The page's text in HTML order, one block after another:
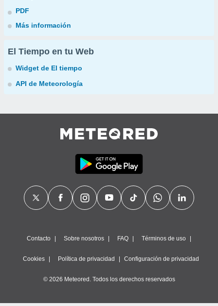
PDF
Más información
El Tiempo en tu Web
Widget de El tiempo
API de Meteorología
Contacto Sobre nosotros FAQ Términos de uso
Cookies Política de privacidad Configuración de privacidad
© 2026 Meteored. Todos los derechos reservados